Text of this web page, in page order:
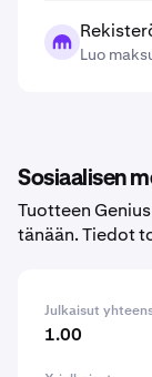
Luo
Sosiaalisen
Tuotteen
tänään. Tiedot
Julkaisut
1.00